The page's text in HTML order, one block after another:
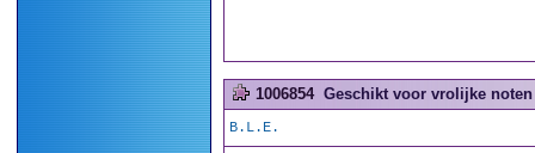
1006854 Geschikt voor vrolijke
B.L.E.